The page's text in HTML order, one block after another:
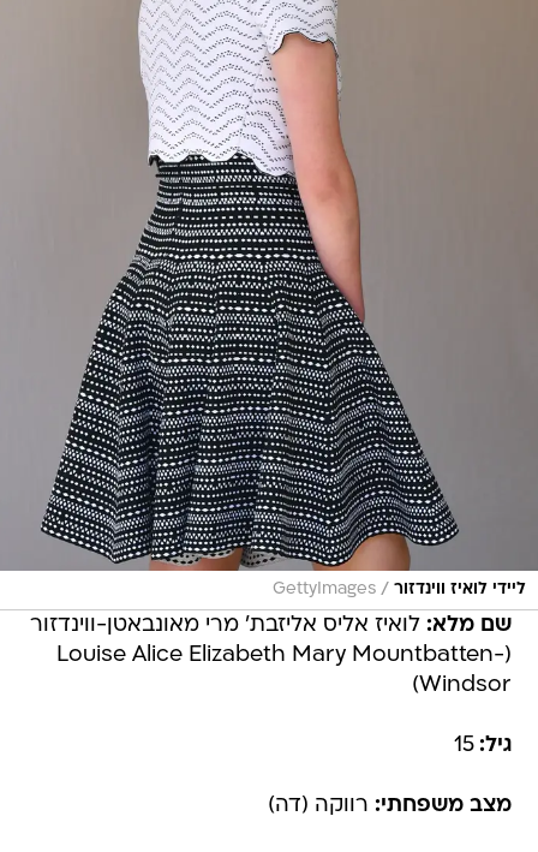
ליידי לואיז ווינדזור /
GettyImages
שם מלא: לואיז אליס אליזבת' מרי מאונבאטן-ווינדזור
(Louise Alice Elizabeth Mary Mountbatten-
Windsor)
גיל: 15
מצב משפחתי: רווקה (דה)